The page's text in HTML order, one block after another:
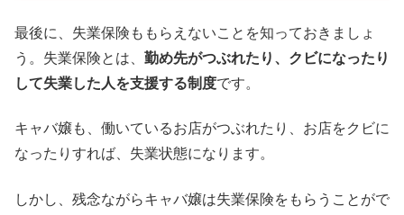
最後に、失業保険ももらえないことを知っておきましょ
う。失業保険とは、 勤め先がつぶれたり、クビになったり
して失業した人を支援する制度です。
キャバ嬢も、働いているお店がつぶれたり、お店をクビに
なったりすれば、失業状態になります。
しかし、残念ながらキャバ嬢は失業保険をもらうことがで